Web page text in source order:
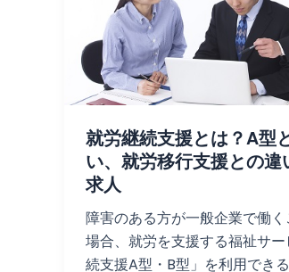
就労継続支援とは？A型
い、就労移行支援との違
求人
障害のある方が一般企業で働
場合、就労を支援する福祉サ
続支援A型・B型」を利用でき